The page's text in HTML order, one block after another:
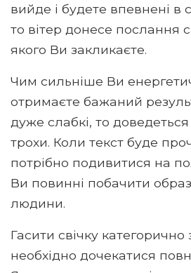
вийде і будете впевнені в
то вітер донесе послання
якого Ви закликаєте.
Чим сильніше Ви
отримаєте бажаний
дуже слабкі, то
трохи. Коли текст буде
потрібно подивитися на
Ви повинні побачити образ
людини.
Гасити свічку
необхідно дочекатися